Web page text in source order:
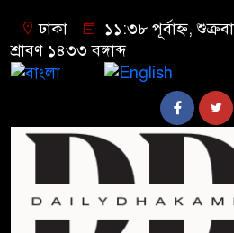
ঢাকা
১১:৩৮ পূর্বাহ্ন,
শ্রাবণ ১৪৩৩ বঙ্গাব্দ